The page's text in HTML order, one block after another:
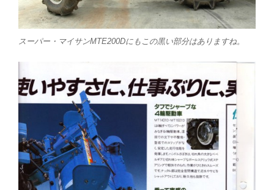
スーパー・マイサンMTE200Dにもこの黒い部分はありますね。